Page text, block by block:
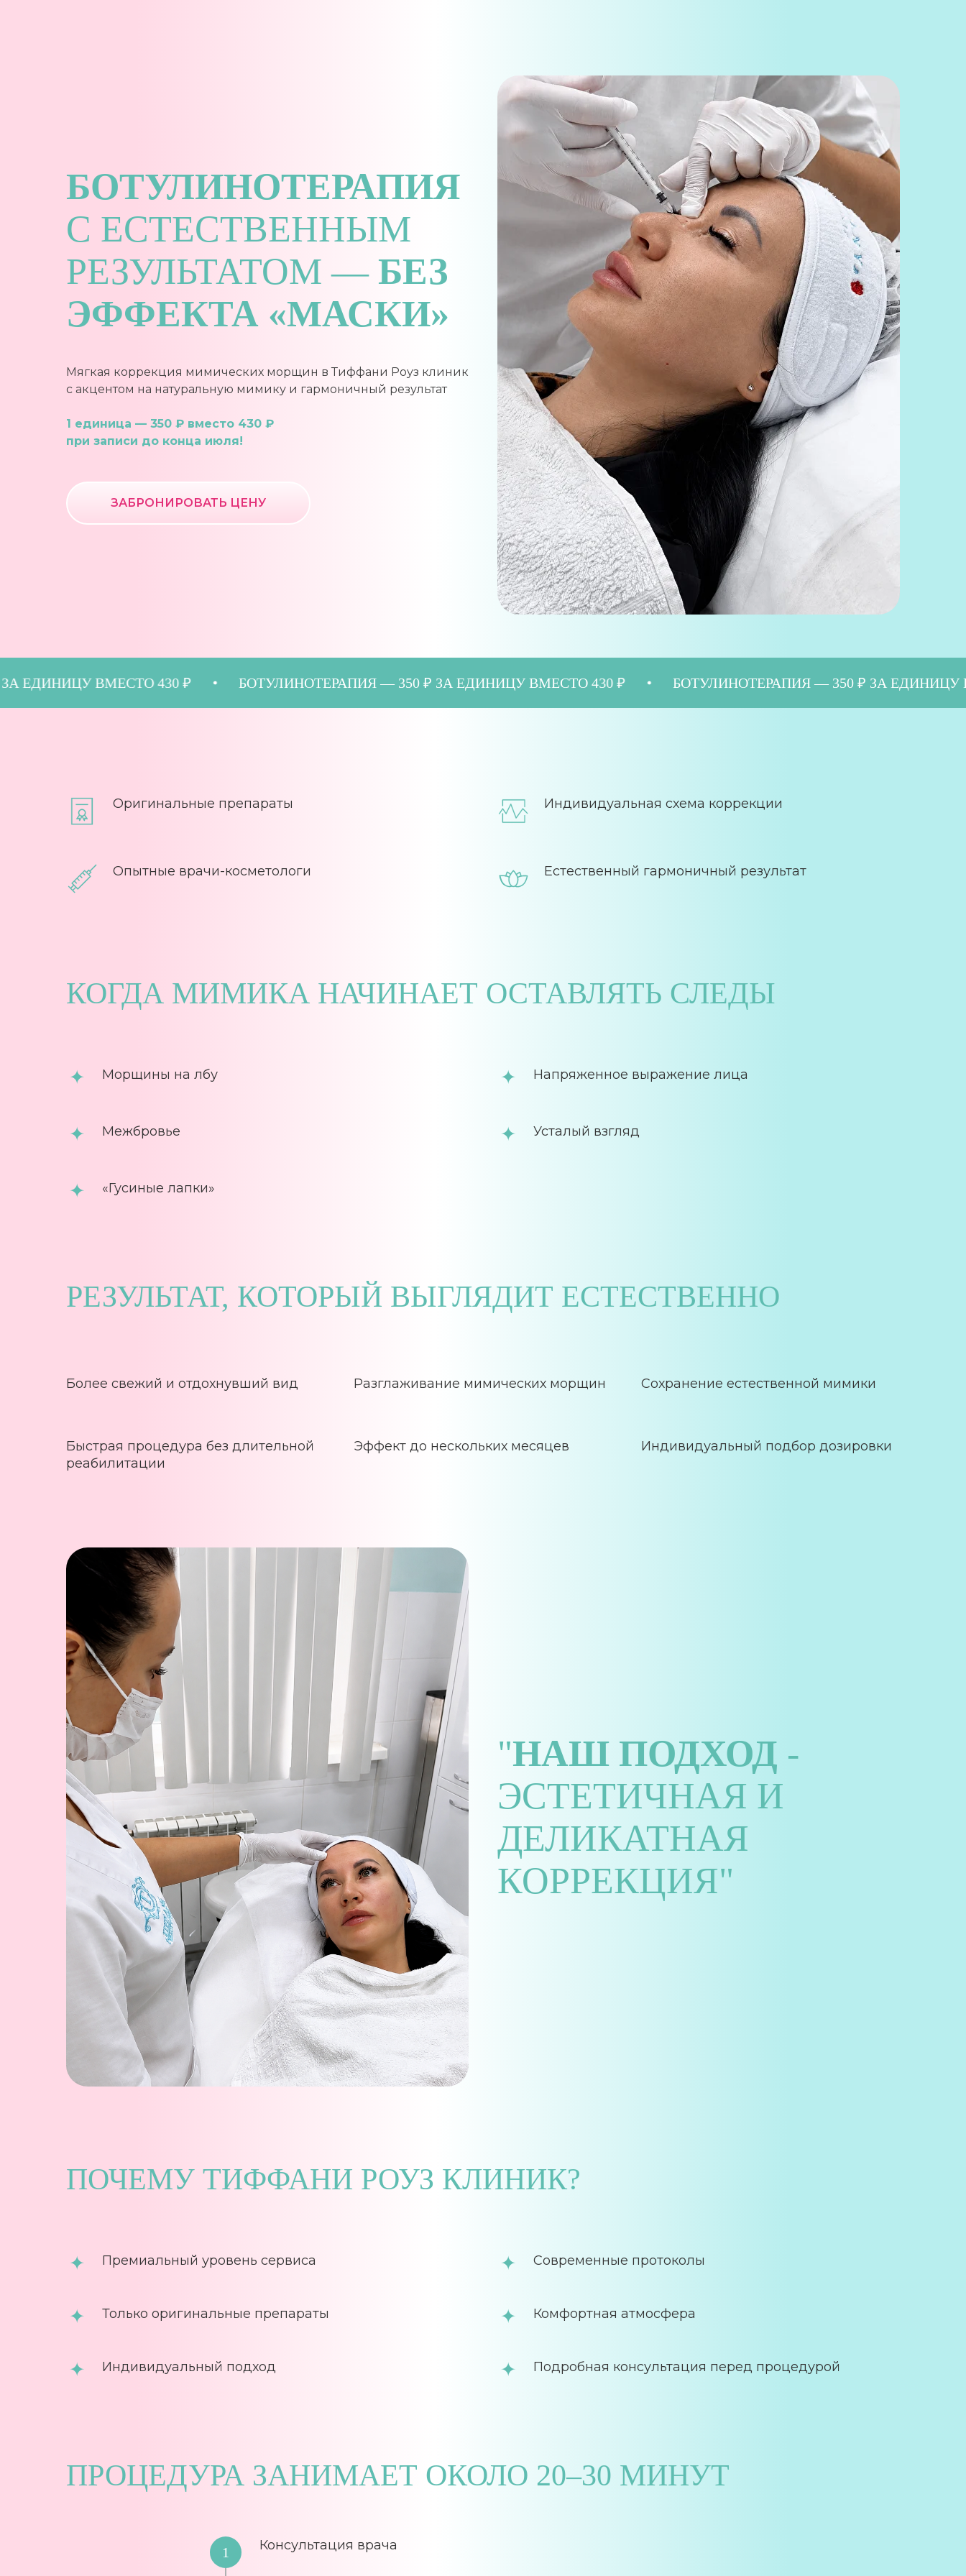
БОТУЛИНОТЕРАПИЯ
С ЕСТЕСТВЕННЫМ
РЕЗУЛЬТАТОМ — БЕЗ
ЭФФЕКТА «МАСКИ»
Мягкая коррекция мимических морщин в Тиффани Роуз клиник
с акцентом на натуральную мимику и гармоничный результат
1 единица — 350 ₽ вместо 430 ₽
при записи до конца июля!
ЗАБРОНИРОВАТЬ ЦЕНУ
₽ ЗА ЕДИНИЦУ ВМЕСТО 430 ₽ БОТУЛИНОТЕРАПИЯ — 350 ₽ ЗА ЕДИНИЦУ ВМЕСТО 430 ₽ БОТУЛИНОТЕРАПИЯ — 350 ₽ ЗА
Оригинальные препараты Индивидуальная схема коррекции
Опытные врачи-косметологи Естественный гармоничный результат
КОГДА МИМИКА НАЧИНАЕТ ОСТАВЛЯТЬ СЛЕДЫ
Морщины на лбу Напряженное выражение лица
Межбровье Усталый взгляд
«Гусиные лапки»
РЕЗУЛЬТАТ, КОТОРЫЙ ВЫГЛЯДИТ ЕСТЕСТВЕННО
Более свежий и отдохнувший вид Разглаживание мимических морщин Сохранение естественной мимики
Быстрая процедура без длительной
реабилитации
Эффект до нескольких месяцев Индивидуальный подбор дозировки
"НАШ ПОДХОД -
ЭСТЕТИЧНАЯ И
ДЕЛИКАТНАЯ
КОРРЕКЦИЯ"
ПОЧЕМУ ТИФФАНИ РОУЗ КЛИНИК?
Премиальный уровень сервиса Современные протоколы
Только оригинальные препараты Комфортная атмосфера
Индивидуальный подход Подробная консультация перед процедурой
ПРОЦЕДУРА ЗАНИМАЕТ ОКОЛО 20–30 МИНУТ
Консультация врача